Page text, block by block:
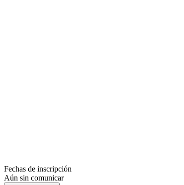
Fechas de inscripción
Aún sin comunicar